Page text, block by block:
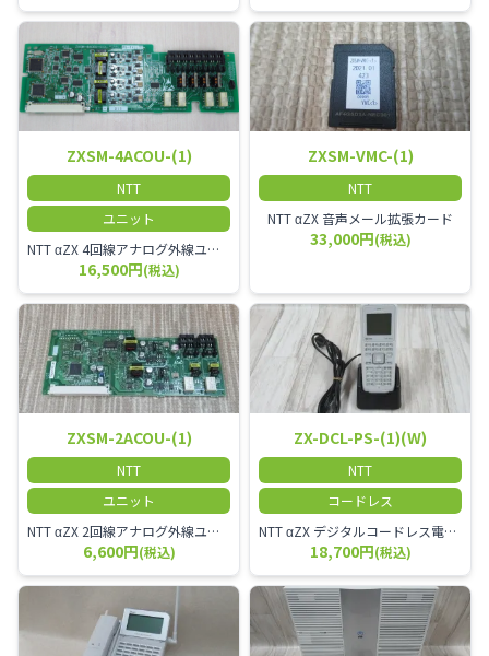
ZXSM-4ACOU-(1)
NTT
ユニット
NTT αZX 4回線アナログ外線ユニット アナログ4ch収容ユニット
16,500円(税込)
ZXSM-VMC-(1)
NTT
NTT αZX 音声メール拡張カード
33,000円(税込)
ZXSM-2ACOU-(1)
NTT
ユニット
NTT αZX 2回線アナログ外線ユニット
6,600円(税込)
ZX-DCL-PS-(1)(W)
NTT
コードレス
NTT αZX デジタルコードレス電話機 対応主装置及びアンテナを使用してご利用いただけます。 特に工場や倉庫等、オフィスから離れたところで作業をされている方に適しています。
18,700円(税込)